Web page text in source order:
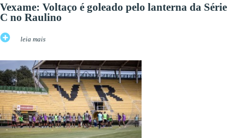
Vexame: Voltaço é goleado pelo lanterna da Série
C no Raulino
leia mais